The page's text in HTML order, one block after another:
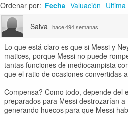
Ordenar por: Fecha Valuación Ultima
Salva · hace 494 semanas
Lo que está claro es que si Messi y
matices, porque Messi no puede
tantas funciones de mediocampista
que el ratio de ocasiones convertidas
Compensa? Como todo, depende del
preparados para Messi destrozarían
generando huecos para que Messi